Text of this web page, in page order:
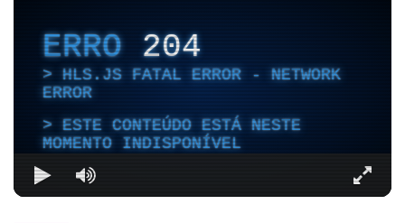
ERRO204
HLS.JS FATAL ERROR - NETWORK
ERROR
ESTE CONTEÚDO ESTÁ NESTE
MOMENTO INDISPONÍVEL